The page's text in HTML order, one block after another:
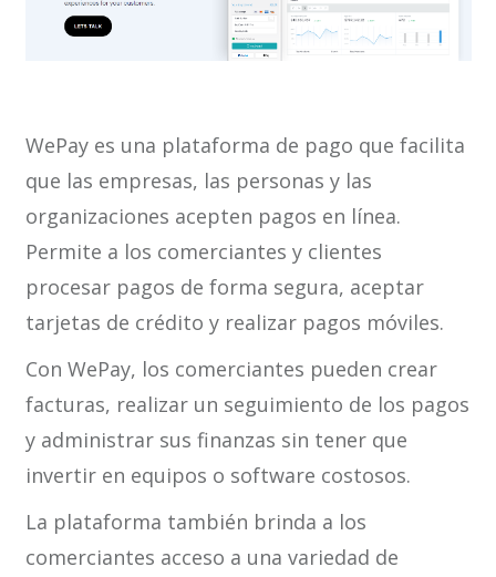
WePay es una plataforma de pago que facilita
que las empresas, las personas y las
organizaciones acepten pagos en línea.
Permite a los comerciantes y clientes
procesar pagos de forma segura, aceptar
tarjetas de crédito y realizar pagos móviles.
Con WePay, los comerciantes pueden crear
facturas, realizar un seguimiento de los pagos
y administrar sus finanzas sin tener que
invertir en equipos o software costosos.
La plataforma también brinda a los
comerciantes acceso a una variedad de